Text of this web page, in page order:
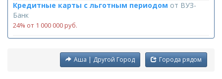
Кредитные карты с льготным периодом от ВУЗ-
Банк
24% от 1 000 000 руб.
Города рядом
Аша | Другой Город